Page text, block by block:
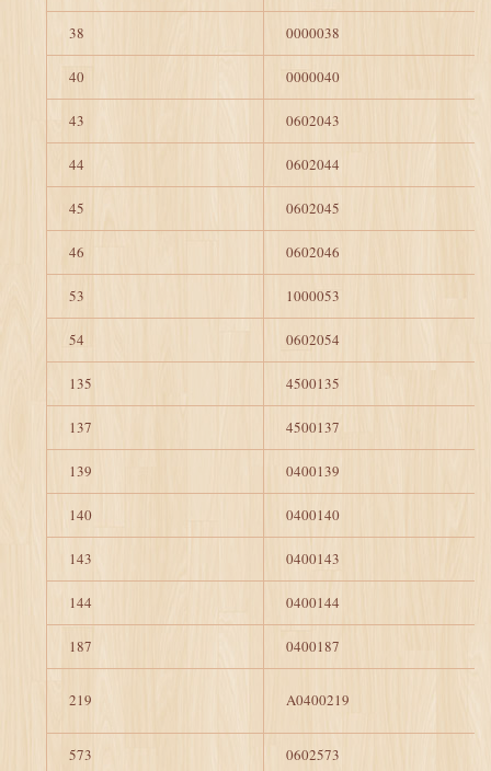
38 0000038
40 0000040
43 0602043
44 0602044
45 0602045
46 0602046
53 1000053
54 0602054
135 4500135
137 4500137
139 0400139
140 0400140
143 0400143
144 0400144
187 0400187
219 A0400219
573 0602573